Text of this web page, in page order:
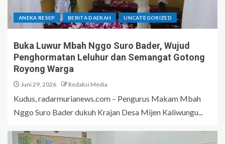
ANEKA RESEP BERITA DAERAH UNCATEGORIZED
Buka Luwur Mbah Nggo Suro Bader, Wujud
Penghormatan Leluhur dan Semangat Gotong
Royong Warga
Juni 29, 2026 Redaksi Media
Kudus, radarmurianews.com – Pengurus Makam Mbah
Nggo Suro Bader dukuh Krajan Desa Mijen Kaliwungu...